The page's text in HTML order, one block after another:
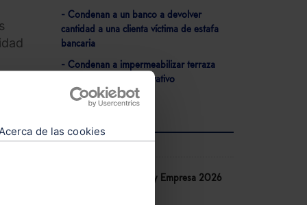
de las cookies
- Condenan a un banco a devolver
cantidad a una clienta víctima de estafa
bancaria
- Condenan a impermeabilizar terraza
comunitaria de uso privativo
Congreso IA Derecho y Empresa 2026